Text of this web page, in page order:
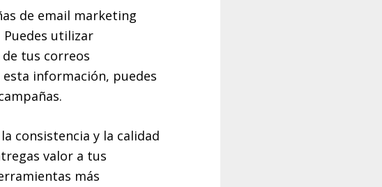
de email marketing
utilizar
tus correos
esta información, puedes
consistencia y la calidad
valor a tus
más